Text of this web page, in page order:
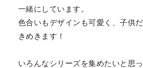
一緒にしています。
色合いもデザインも可愛く、子供
きめきます！
いろんなシリーズを集めたいと思